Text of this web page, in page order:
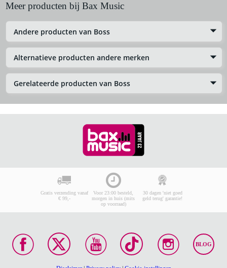
Meer producten bij Bax Music
Andere producten van Boss
Alternatieve producten andere merken
Gerelateerde producten van Boss
Gratis verzending vanaf
€ 99,-
Voor 23:00 besteld,
morgen in huis (mits
op voorraad)
30 dagen 'niet goed
geld terug' garantie!
BLOG